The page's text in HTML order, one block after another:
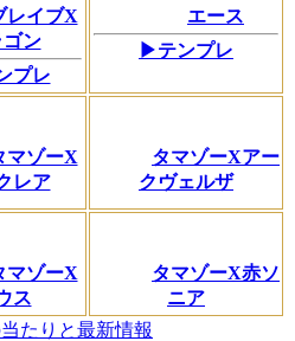
レイブX
ゴン
プレ
エース
▶テンプレ
マゾーX
レア
タマゾーXアー
クヴェルザ
マゾーX
ス
タマゾーX赤ソ
ニア
たりと最新情報